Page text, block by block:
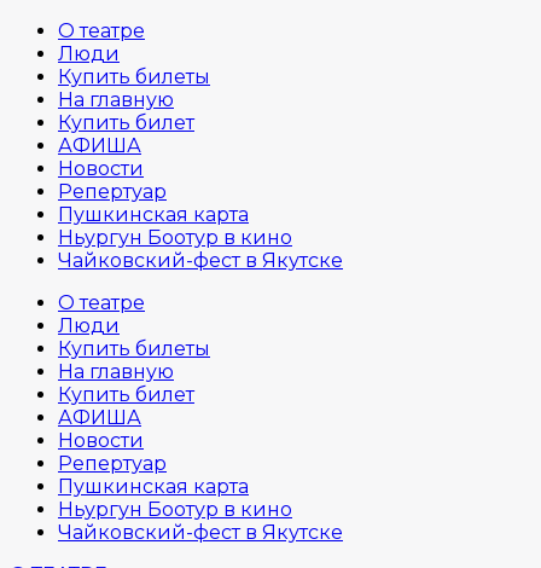
О театре
Люди
Купить билеты
На главную
Купить билет
АФИША
Новости
Репертуар
Пушкинская карта
Ньургун Боотур в кино
Чайковский-фест в Якутске
О театре
Люди
Купить билеты
На главную
Купить билет
АФИША
Новости
Репертуар
Пушкинская карта
Ньургун Боотур в кино
Чайковский-фест в Якутске